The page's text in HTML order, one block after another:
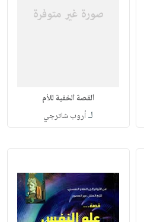
القصة الخفية للأم
لـأروب شاترجي